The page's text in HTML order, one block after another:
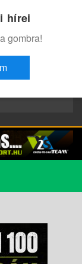
hírei
gombra!